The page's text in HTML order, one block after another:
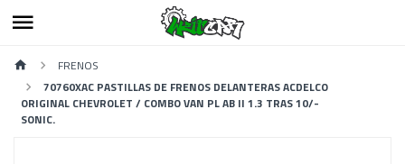
FRENOS
70760XAC PASTILLAS DE FRENOS DELANTERAS ACDELCO
ORIGINAL CHEVROLET / COMBO VAN PL AB II 1.3 TRAS 10/-
SONIC.